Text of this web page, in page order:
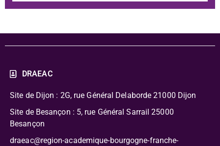
DRAEAC
Site de Dijon : 2G, rue Général Delaborde 21000 Dijon
Site de Besançon : 5, rue Général Sarrail 25000
Besançon
draeac@region-academique-bourgogne-franche-